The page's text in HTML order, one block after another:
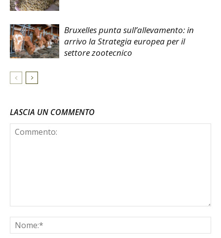
Bruxelles punta sull’allevamento: in
arrivo la Strategia europea per il
settore zootecnico
LASCIA UN COMMENTO